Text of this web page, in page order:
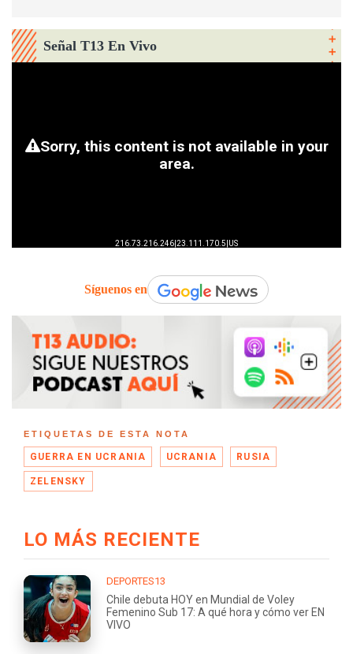
Señal T13 En Vivo
Síguenos en
ETIQUETAS DE ESTA NOTA
GUERRA EN UCRANIA UCRANIA RUSIA
ZELENSKY
LO MÁS RECIENTE
DEPORTES13
Chile debuta HOY en Mundial de Voley
Femenino Sub 17: A qué hora y cómo ver EN
VIVO